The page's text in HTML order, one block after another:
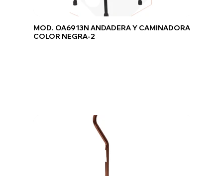
MOD. OA6913N ANDADERA Y CAMINADORA
COLOR NEGRA-2